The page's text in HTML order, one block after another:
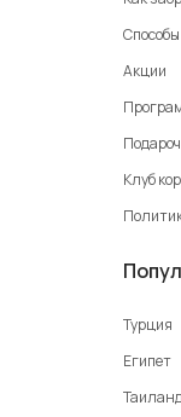
Акции
Клуб
Турция
Египет